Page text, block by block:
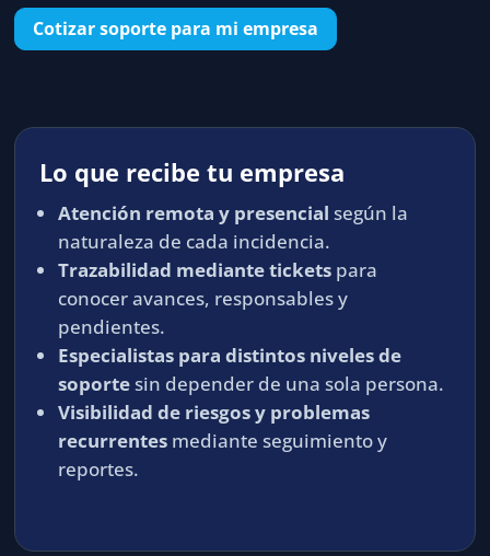
Cotizar soporte para mi empresa
Lo que recibe tu empresa
Atención remota y presencial según la
naturaleza de cada incidencia.
Trazabilidad mediante tickets para
conocer avances, responsables y
pendientes.
Especialistas para distintos niveles de
soportesin depender de una sola persona.
Visibilidad de riesgos y problemas
recurrentes mediante seguimiento y
reportes.